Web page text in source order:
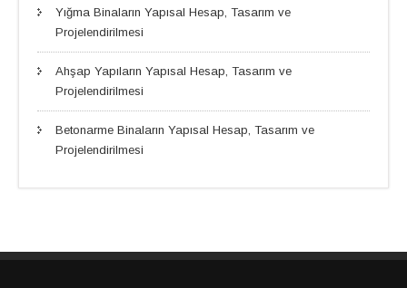
Yığma Binaların Yapısal Hesap, Tasarım ve
Projelendirilmesi
Ahşap Yapıların Yapısal Hesap, Tasarım ve
Projelendirilmesi
Betonarme Binaların Yapısal Hesap, Tasarım ve
Projelendirilmesi